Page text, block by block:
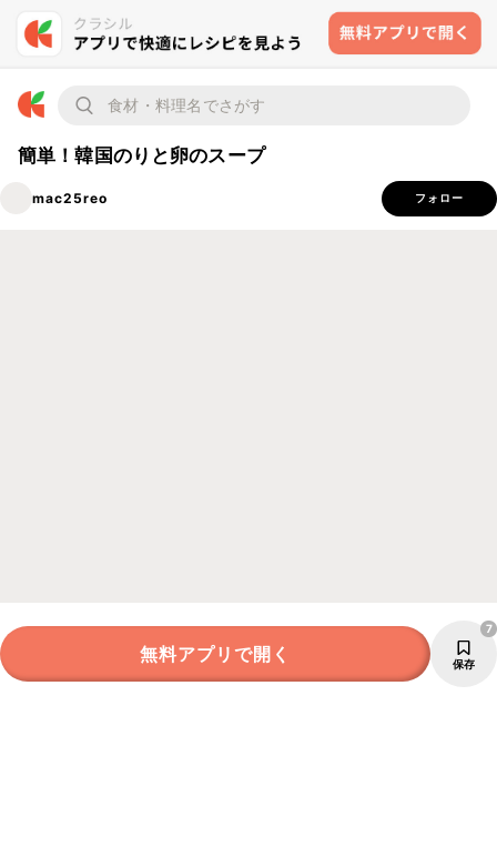
簡単！韓国のりと卵のスープ
mac25reo フォロー
無料アプリで開く 保存
7